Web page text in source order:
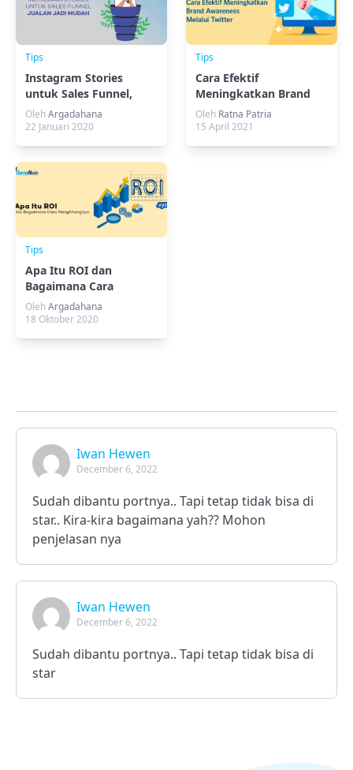
Tips
Instagram Stories
untuk Sales Funnel,
Jualan Jadi Mudah!
OlehArgadahana
22 Januari 2020
Tips
Cara Efektif
Meningkatkan Brand
Awareness Melalui
Twitter
Oleh Ratna Patria
15 April 2021
Tips
Apa Itu ROI dan
Bagaimana Cara
Menghitungnya
OlehArgadahana
18 Oktober 2020
Iwan Hewen
December 6, 2022
Sudah dibantu portnya.. Tapi tetap tidak bisa di
star.. Kira-kira bagaimana yah?? Mohon
penjelasan nya
Iwan Hewen
December 6, 2022
Sudah dibantu portnya.. Tapi tetap tidak bisa di
star